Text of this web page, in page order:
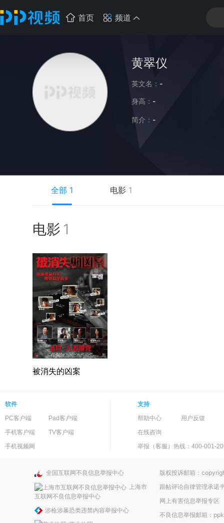
首页 频道
黄翠仪
英文名： -
身高： -
简介： -
全部 1 电影 1
电影 1
被消失的凶案
软件
PC客户端
Pad客户端
手机客户端
TV客户端
手机视频网
支持
帮助中心
用户反馈
在线咨询
举报（客服）热线：400-001-
全国互联网不良信息举报中心
上海市
互联网不良信息举报中心
涉枪涉暴恐类违禁内容举报中心
版权投诉邮箱：
跟帖评论自律管理承诺
网上有害信息举报专区
不良信息举报邮箱：